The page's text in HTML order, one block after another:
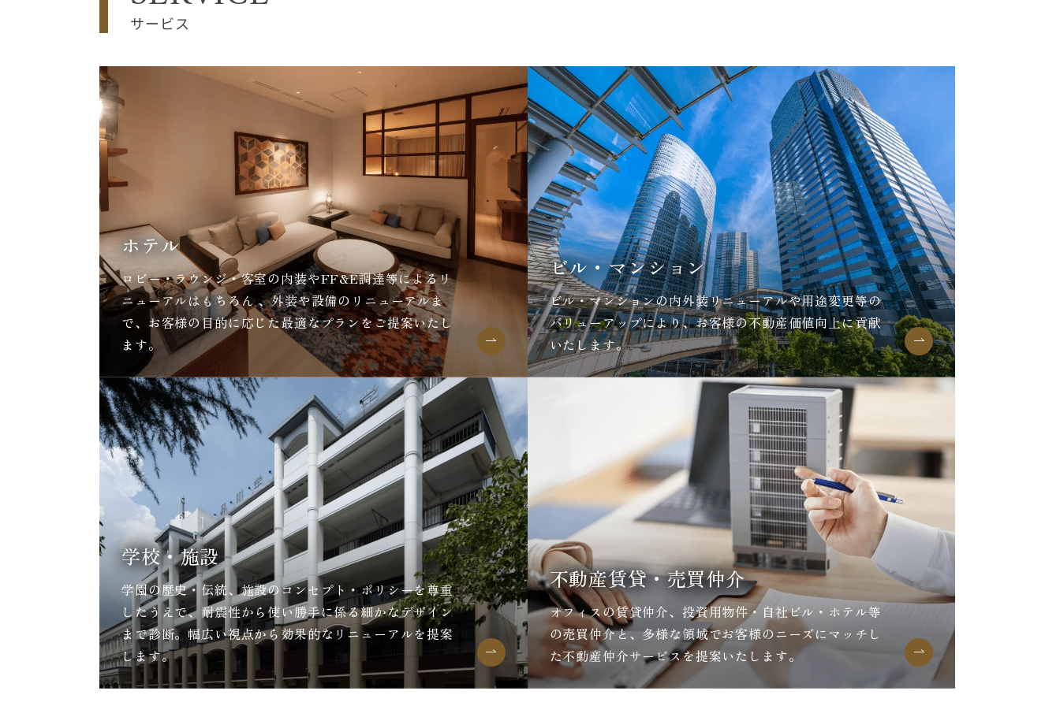
サービス
ホテル
ロビー・ラウンジ・客室の内装やFF&E調達等によるリ
ニューアルはもちろん 、外装や設備のリニューアルま
で、お客様の目的に応じた最適なプランをご提案いたし
ます。
ビル・マンション
ビル・マンションの内外装リニューアルや用途変更等の
バリューアップにより、お客様の不動産価値向上に貢献
いたします。
学校・施設
学園の歴史・伝統、施設のコンセプト・ポリシーを尊重
したうえで、耐震性から使い勝手に係る細かなデザイン
まで診断。幅広い視点から効果的なリニューアルを提案
します。
不動産賃貸・売買仲介
オフィスの賃貸仲介、投資用物件・自社ビル・ホテル等
の売買仲介と、多様な領域でお客様のニーズにマッチし
た不動産仲介サービスを提案いたします。